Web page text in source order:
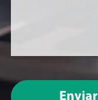
Enviar